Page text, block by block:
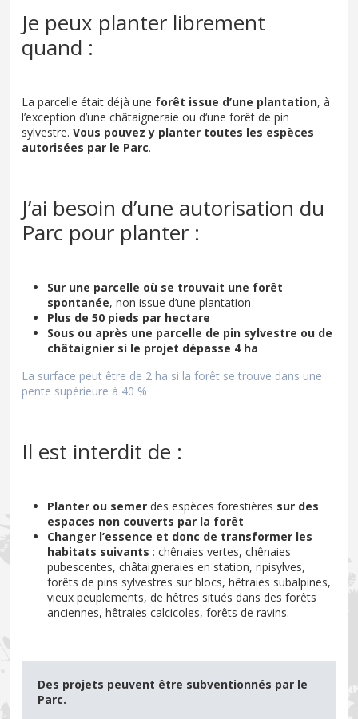
Je peux planter librement
quand :
La parcelle était déjà une forêt issue d’une plantation, à
l’exception d’une châtaigneraie ou d‘une forêt de pin
sylvestre. Vous pouvez y planter toutes les espèces
autorisées par le Parc.
J’ai besoin d’une autorisation du
Parc pour planter :
Sur une parcelle où se trouvait une forêt
spontanée, non issue d’une plantation
Plus de 50 pieds par hectare
Sous ou après une parcelle de pin sylvestre ou de
châtaignier si le projet dépasse 4 ha
La surface peut être de 2 ha si la forêt se trouve dans une
pente supérieure à 40 %
Il est interdit de :
Planter ou semer des espèces forestières sur des
espaces non couverts par la forêt
Changer l’essence et donc de transformer les
habitats suivants : chênaies vertes, chênaies
pubescentes, châtaigneraies en station, ripisylves,
forêts de pins sylvestres sur blocs, hêtraies subalpines,
vieux peuplements, de hêtres situés dans des forêts
anciennes, hêtraies calcicoles, forêts de ravins.
Des projets peuvent être subventionnés par le
Parc.